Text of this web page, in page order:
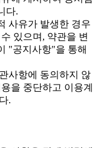
다.
사유가 발생한 경우
있으며, 약관을 변
"공지사항"을 통해
사항에 동의하지 않
을 중단하고 이용계
.